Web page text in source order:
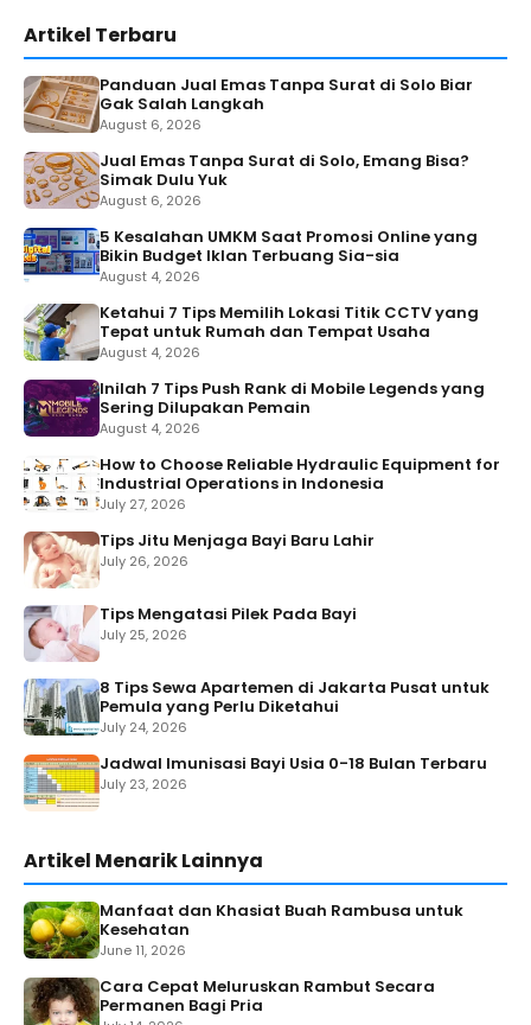
Artikel Terbaru
Panduan Jual Emas Tanpa Surat di Solo Biar
Gak Salah Langkah
August 6, 2026
Jual Emas Tanpa Surat di Solo, Emang Bisa?
Simak Dulu Yuk
August 6, 2026
5 Kesalahan UMKM Saat Promosi Online yang
Bikin Budget Iklan Terbuang Sia-sia
August 4, 2026
Ketahui 7 Tips Memilih Lokasi Titik CCTV yang
Tepat untuk Rumah dan Tempat Usaha
August 4, 2026
Inilah 7 Tips Push Rank di Mobile Legends yang
Sering Dilupakan Pemain
August 4, 2026
How to Choose Reliable Hydraulic Equipment for
Industrial Operations in Indonesia
July 27, 2026
Tips Jitu Menjaga Bayi Baru Lahir
July 26, 2026
Tips Mengatasi Pilek Pada Bayi
July 25, 2026
8 Tips Sewa Apartemen di Jakarta Pusat untuk
Pemula yang Perlu Diketahui
July 24, 2026
Jadwal Imunisasi Bayi Usia 0-18 Bulan Terbaru
July 23, 2026
Artikel Menarik Lainnya
Manfaat dan Khasiat Buah Rambusa untuk
Kesehatan
June 11, 2026
Cara Cepat Meluruskan Rambut Secara
Permanen Bagi Pria